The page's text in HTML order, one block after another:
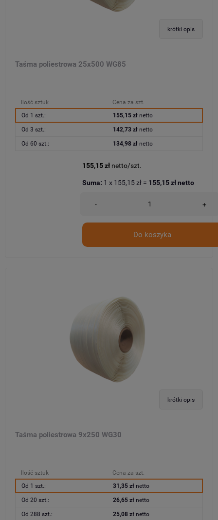
krótki opis
Taśma poliestrowa 25x500 WG85
Ilość sztuk
Cena za szt.
Od 1 szt.:
155,15 złnetto
Od 3 szt.: 142,73 złnetto
Od 60 szt.: 134,98 złnetto
155,15 zł netto/szt.
- +
Do koszyka
Suma: 1 x 155,15 zł = 155,15 złnetto
krótki opis
Taśma poliestrowa 9x250 WG30
Ilość sztuk
Cena za szt.
Od 1 szt.:
31,35 złnetto
Od 20 szt.: 26,65 złnetto
Od 288 szt.: 25,08 złnetto